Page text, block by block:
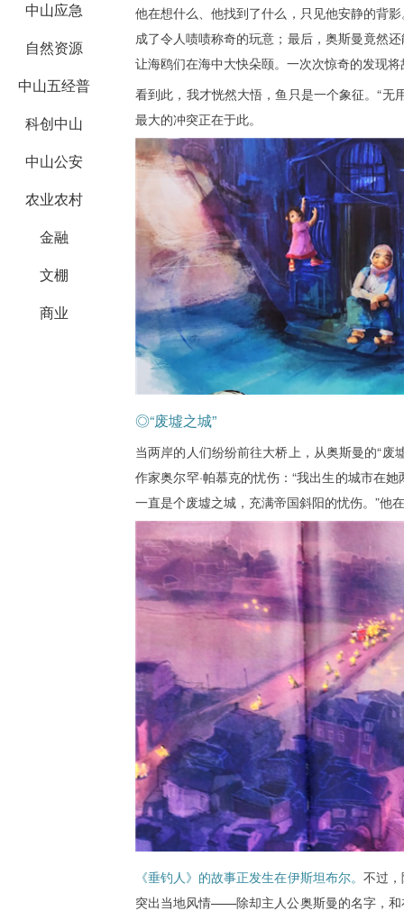
中山应急
自然资源
中山五经普
科创中山
中山公安
农业农村
金融
文棚
商业
他在想什么、他找到了什么，只见他安静的背
成了令人啧啧称奇的玩意；最后，奥斯曼竟然
让海鸥们在海中大快朵颐。一次次惊奇的发现
看到此，我才恍然大悟，鱼只是一个象征。“
最大的冲突正在于此。
◎“废墟之城”
当两岸的人们纷纷前往大桥上，从奥斯曼的“
作家奥尔罕·帕慕克的忧伤：“我出生的城市在
一直是个废墟之城，充满帝国斜阳的忧伤。”他在
《垂钓人》的故事正发生在伊斯坦布尔。 不过
突出当地风情——除却主人公奥斯曼的名字，